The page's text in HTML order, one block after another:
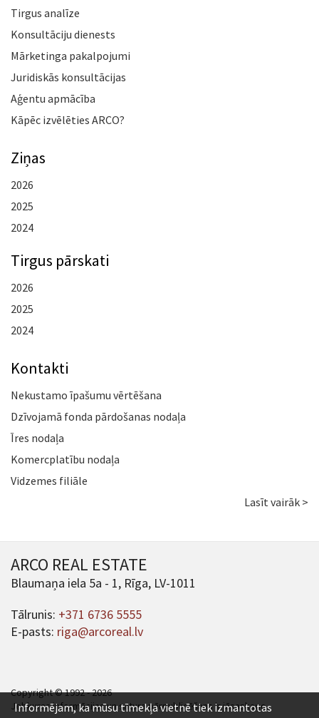
Tirgus analīze
Konsultāciju dienests
Mārketinga pakalpojumi
Juridiskās konsultācijas
Aģentu apmācība
Kāpēc izvēlēties ARCO?
Ziņas
2026
2025
2024
Tirgus pārskati
2026
2025
2024
Kontakti
Nekustamo īpašumu vērtēšana
Dzīvojamā fonda pārdošanas nodaļa
Īres nodaļa
Komercplatību nodaļa
Vidzemes filiāle
Lasīt vairāk >
ARCO REAL ESTATE
Blaumaņa iela 5a - 1, Rīga, LV-1011
Tālrunis: +371 6736 5555
E-pasts: riga@arcoreal.lv
Copyright © 1992 - 2026
Jebkuras informācijas un satura pārpublicēšana ir jāsaskaņo.
Informējam, ka mūsu tīmekļa vietnē tiek izmantotas